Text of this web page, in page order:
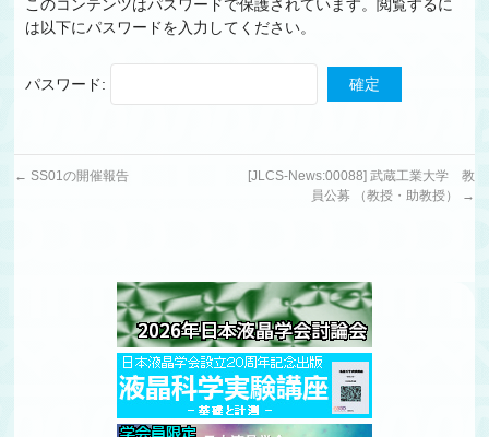
このコンテンツはパスワードで保護されています。閲覧するに
は以下にパスワードを入力してください。
パスワード:
← SS01の開催報告
[JLCS-News:00088] 武蔵工業大学 教
員公募 （教授・助教授）
→